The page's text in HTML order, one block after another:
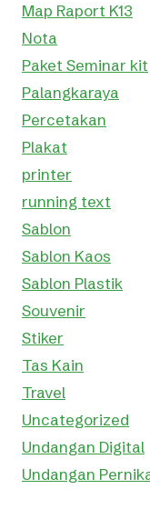
Map Raport K13
Nota
Paket Seminar kit
Palangkaraya
Percetakan
Plakat
printer
running text
Sablon
Sablon Kaos
Sablon Plastik
Souvenir
Stiker
Tas Kain
Travel
Uncategorized
Undangan Digital
Undangan